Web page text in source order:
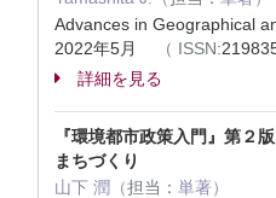
Advances in Geographical
2022年5月
（ ISSN:
詳細を見る
『環境都市政策入門』第２
まちづくり
山下 潤（担当： 単著）